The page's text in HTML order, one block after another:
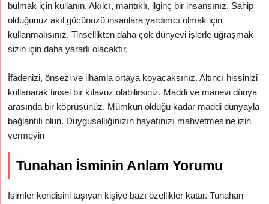
bulmak için kullanın. Akılcı, mantıklı, ilginç bir insansınız. Sahip
olduğunuz akıl gücünüzü insanlara yardımcı olmak için
kullanmalısınız. Tinsellikten daha çok dünyevi işlerle uğraşmak
sizin için daha yararlı olacaktır.
İfadenizi, önsezi ve ilhamla ortaya koyacaksınız. Altıncı hissinizi
kullanarak tinsel bir kılavuz olabilirsiniz. Maddi ve manevi dünya
arasında bir köprüsünüz. Mümkün olduğu kadar maddi dünyayla
bağlantılı olun. Duygusallığınızın hayatınızı mahvetmesine izin
vermeyin
Tunahan İsminin Anlam Yorumu
İsimler kendisini taşıyan kişiye bazı özellikler katar. Tunahan